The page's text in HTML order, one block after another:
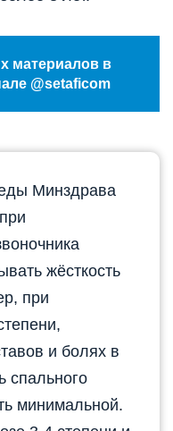
материалов в
@setaficom
Минздрава
жёсткость
при
и болях в
спального
минимальной.